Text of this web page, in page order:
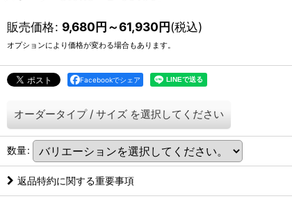
販売価格: 9,680円～61,930円(税込)
オプションにより価格が変わる場合もあります。
Facebookでシェア
オーダータイプ / サイズ を選択してください
数量:
返品特約に関する重要事項